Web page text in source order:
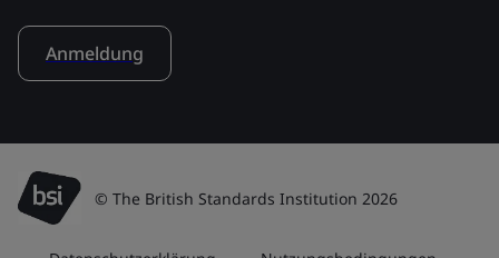
Anmeldung
© The British Standards Institution 2026